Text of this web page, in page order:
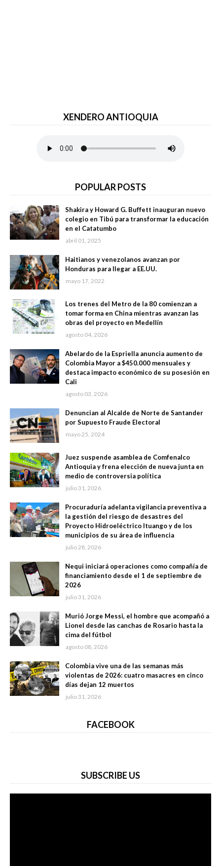
XENDERO ANTIOQUIA
POPULAR POSTS
Shakira y Howard G. Buffett inauguran nuevo
colegio en Tibú para transformar la educación
en el Catatumbo
abril 01, 2025
Haitianos y venezolanos avanzan por
Honduras para llegar a EE.UU.
mayo 17, 2022
Los trenes del Metro de la 80 comienzan a
tomar forma en China mientras avanzan las
obras del proyecto en Medellín
agosto 04, 2026
Abelardo de la Espriella anuncia aumento de
Colombia Mayor a $450.000 mensuales y
destaca impacto económico de su posesión en
Cali
agosto 03, 2026
Denuncian al Alcalde de Norte de Santander
por Supuesto Fraude Electoral
mayo 25, 2024
Juez suspende asamblea de Comfenalco
Antioquia y frena elección de nueva junta en
medio de controversia política
julio 31, 2026
Procuraduría adelanta vigilancia preventiva a
la gestión del riesgo de desastres del
Proyecto Hidroeléctrico Ituango y de los
municipios de su área de influencia
julio 28, 2026
Nequi iniciará operaciones como compañía de
financiamiento desde el 1 de septiembre de
2026
julio 31, 2026
Murió Jorge Messi, el hombre que acompañó a
Lionel desde las canchas de Rosario hasta la
cima del fútbol
agosto 08, 2026
Colombia vive una de las semanas más
violentas de 2026: cuatro masacres en cinco
días dejan 12 muertos
julio 31, 2026
FACEBOOK
SUBSCRIBE US